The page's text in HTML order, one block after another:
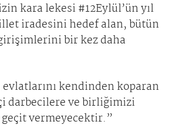
kara lekesi #12Eylül’ün yıl
iradesini hedef alan, bütün
bir kez daha
kendinden koparan
darbecilere ve birliğimizi
vermeyecektir.”